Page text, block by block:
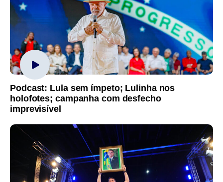
Podcast: Lula sem ímpeto; Lulinha nos
holofotes; campanha com desfecho
imprevisível